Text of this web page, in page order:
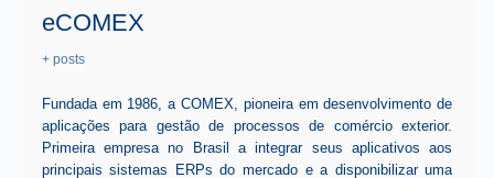
eCOMEX
+ posts
Fundada em 1986, a COMEX, pioneira em desenvolvimento de
aplicações para gestão de processos de comércio exterior.
Primeira empresa no Brasil a integrar seus aplicativos aos
principais sistemas ERPs do mercado e a disponibilizar uma